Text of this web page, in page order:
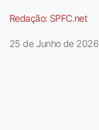
Redação: SPFC.net
25 de Junho de 2026